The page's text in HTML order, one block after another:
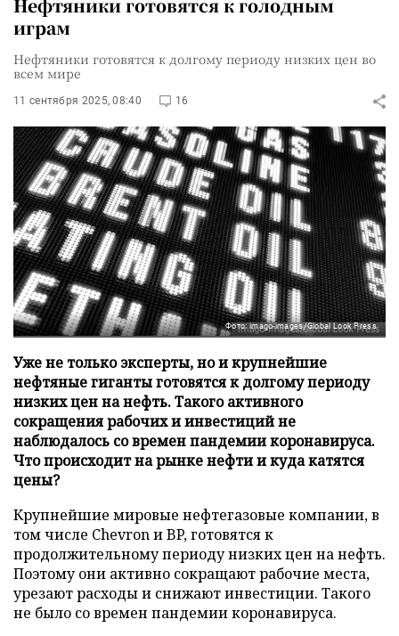
Нефтяники готовятся к голодным
играм
Нефтяники готовятся к долгому периоду низких цен во
всем мире
11 сентября 2025, 08:40 16
Фото: imago-images/Global Look Press
Уже не только эксперты, но и крупнейшие
нефтяные гиганты готовятся к долгому периоду
низких цен на нефть. Такого активного
сокращения рабочих и инвестиций не
наблюдалось со времен пандемии коронавируса.
Что происходит на рынке нефти и куда катятся
цены?
Крупнейшие мировые нефтегазовые компании, в
том числе Chevron и BP, готовятся к
продолжительному периоду низких цен на нефть.
Поэтому они активно сокращают рабочие места,
урезают расходы и снижают инвестиции. Такого
не было со времен пандемии коронавируса.